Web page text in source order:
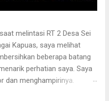
melintasi RT 2 Desa Sei
Kapuas, saya melihat
beberapa batang
perhatian saya. Saya
dan menghampirinya.